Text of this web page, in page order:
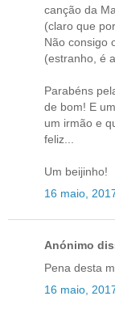
canção da
(claro que
Não consigo
(estranho, é
Parabéns
de bom! E
um irmão e
feliz...
Um beijinho!
16 maio,
Anónimo
Pena desta
16 maio,